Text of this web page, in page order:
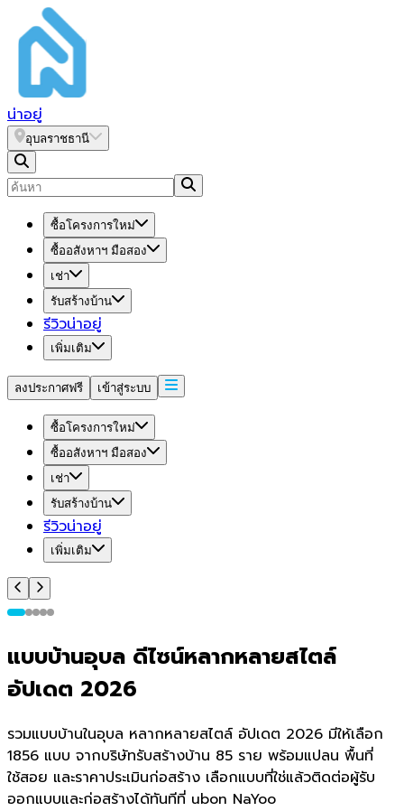
น่าอยู่
อุบลราชธานี
ซื้อโครงการใหม่
ซื้ออสังหาฯ มือสอง
เช่า
รับสร้างบ้าน
รีวิวน่าอยู่
เพิ่มเติม
ลงประกาศฟรี เข้าสู่ระบบ
ซื้อโครงการใหม่
ซื้ออสังหาฯ มือสอง
เช่า
รับสร้างบ้าน
รีวิวน่าอยู่
เพิ่มเติม
แบบบ้านอุบล ดีไซน์หลากหลายสไตล์
อัปเดต 2026
รวมแบบบ้านในอุบล หลากหลายสไตล์ อัปเดต 2026 มีให้เลือก
1856 แบบ จากบริษัทรับสร้างบ้าน 85 ราย พร้อมแปลน พื้นที่
ใช้สอย และราคาประเมินก่อสร้าง เลือกแบบที่ใช่แล้วติดต่อผู้รับ
ออกแบบและก่อสร้างได้ทันทีที่ ubon NaYoo